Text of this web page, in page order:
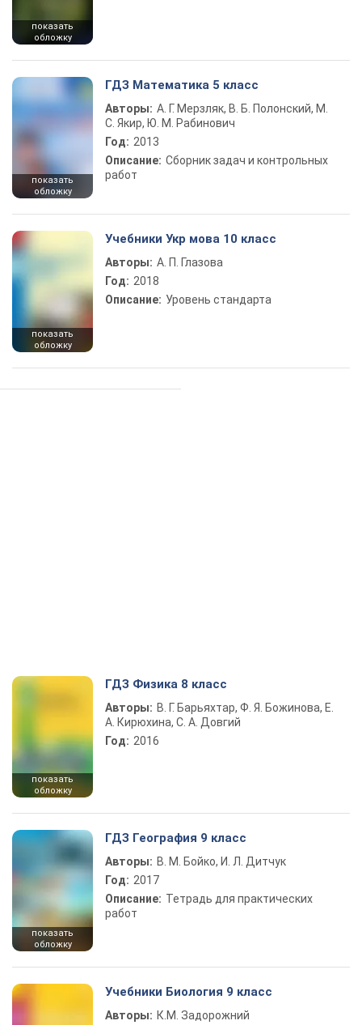
показать
обложку
показать
обложку
ГДЗ Математика 5 класс
Авторы: А. Г. Мерзляк, В. Б. Полонский, М.
С. Якир, Ю. М. Рабинович
Год: 2013
Описание: Сборник задач и контрольных
работ
показать
обложку
Учебники Укр мова 10 класс
Авторы: А. П. Глазова
Год: 2018
Описание: Уровень стандарта
показать
обложку
ГДЗ Физика 8 класс
Авторы: В. Г. Барьяхтар, Ф. Я. Божинова, Е.
А. Кирюхина, С. А. Довгий
Год: 2016
показать
обложку
ГДЗ География 9 класс
Авторы: В. М. Бойко, И. Л. Дитчук
Год: 2017
Описание: Тетрадь для практических
работ
Учебники Биология 9 класс
Авторы: К.М. Задорожний